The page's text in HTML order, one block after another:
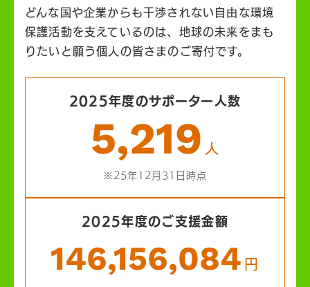
どんな国や企業からも干渉されない自由な環境
保護活動を支えているのは、地球の未来をまも
りたいと願う個人の皆さまのご寄付です。
2025年度のサポーター人数
5,219 人
※25年12月31日時点
2025年度のご支援金額
146,156,084 円